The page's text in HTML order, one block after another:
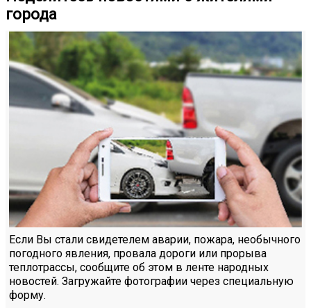
города
Если Вы стали свидетелем аварии, пожара, необычного
погодного явления, провала дороги или прорыва
теплотрассы, сообщите об этом в ленте народных
новостей. Загружайте фотографии через специальную
форму.